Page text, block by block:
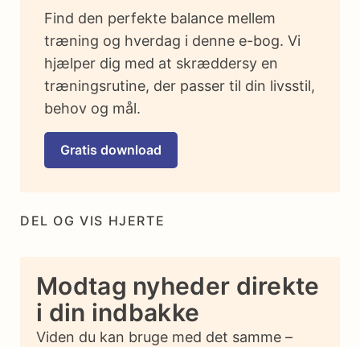
DEL OG VIS HJERTE
Modtag nyheder direkte
i din indbakke
Viden du kan bruge med det samme –
Find den perfekte balance mellem
træning og hverdag i denne e-bog. Vi
hjælper dig med at skræddersy en
træningsrutine, der passer til din livsstil,
behov og mål.
Gratis download